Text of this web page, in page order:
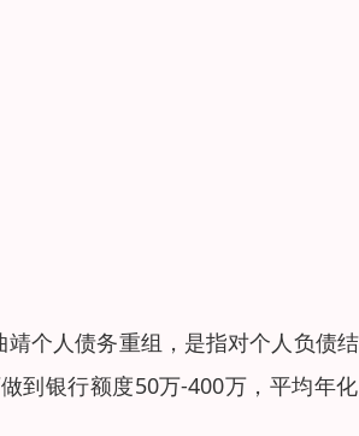
个人债务重组，是指对个人负债
到银行额度50万-400万，平均年